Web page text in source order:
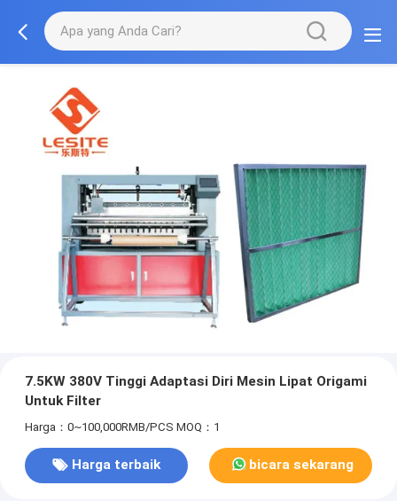
7.5KW 380V Tinggi Adaptasi Diri Mesin Lipat Origami
Untuk Filter
Harga：0~100,000RMB/PCS MOQ：1
Harga terbaik bicara sekarang